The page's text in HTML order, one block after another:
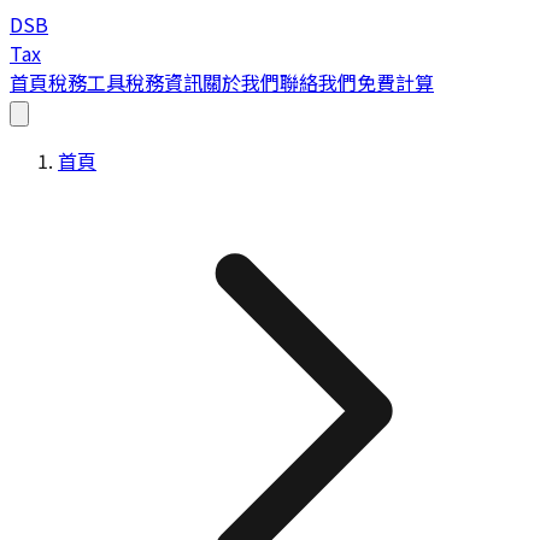
DSB
Tax
首頁稅務工具稅務資訊關於我們聯絡我們免費計算
首頁